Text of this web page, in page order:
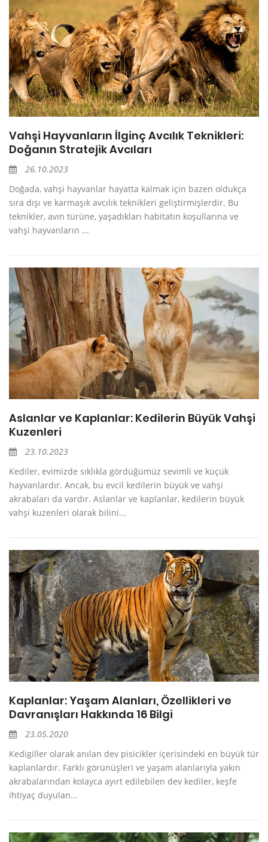
Vahşi Hayvanların İlginç Avcılık Teknikleri:
Doğanın Stratejik Avcıları
26.10.2023
Doğada, vahşi hayvanlar hayatta kalmak için bazen oldukça
sıra dışı ve karmaşık avcılık teknikleri geliştirmişlerdir. Bu
teknikler, avın türüne, yaşadıkları habitatın koşullarına ve
vahşi hayvanların ...
Aslanlar ve Kaplanlar: Kedilerin Büyük Vahşi
Kuzenleri
23.10.2023
Kediler, evimizde sıklıkla gördüğümüz sevimli ve küçük
hayvanlardır. Ancak, bu evcil kedilerin büyük ve vahşi
akrabaları da vardır. Aslanlar ve kaplanlar, kedilerin büyük
vahşi kuzenleri olarak bilini...
Kaplanlar: Yaşam Alanları, Özellikleri ve
Davranışları Hakkında 16 Bilgi
23.05.2020
Kedigiller olarak anılan dev pisicikler içerisindeki en büyük tür
kaplanlardır. Farklı görünüşleri ve yaşam alanlarıyla yakın
akrabalarından kolayca ayırt edilebilen dev kediler, keşfe
ihtiyaç duyulan...